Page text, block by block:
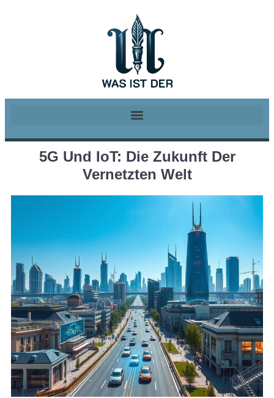
5G Und IoT: Die Zukunft Der
Vernetzten Welt